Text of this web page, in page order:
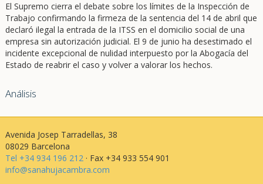
El Supremo cierra el debate sobre los límites de la Inspección de
Trabajo confirmando la firmeza de la sentencia del 14 de abril que
declaró ilegal la entrada de la ITSS en el domicilio social de una
empresa sin autorización judicial. El 9 de junio ha desestimado el
incidente excepcional de nulidad interpuesto por la Abogacía del
Estado de reabrir el caso y volver a valorar los hechos.
Análisis
Avenida Josep Tarradellas, 38
08029 Barcelona
Tel +34 934 196 212· Fax +34 933 554 901
info@sanahujacambra.com